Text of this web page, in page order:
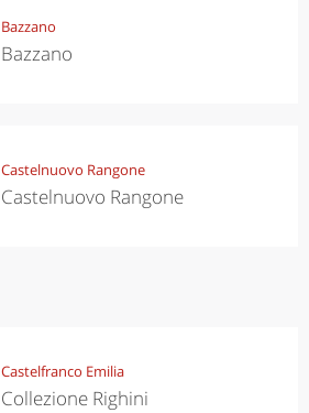
Bazzano
Bazzano
Castelnuovo Rangone
Castelnuovo Rangone
Castelfranco Emilia
Collezione Righini